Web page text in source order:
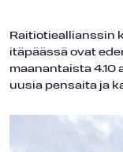
Raitiotieallianssin
itäpäässä ovat
maanantaista 4.10
uusia pensaita ja